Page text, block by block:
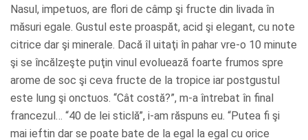
Nasul, impetuos, are flori de câmp şi fructe din livada în
măsuri egale. Gustul este proaspăt, acid şi elegant, cu note
citrice dar şi minerale. Dacă îl uitaţi în pahar vre-o 10 minute
şi se încălzeşte puţin vinul evoluează foarte frumos spre
arome de soc şi ceva fructe de la tropice iar postgustul
este lung şi onctuos. “Cât costă?”, m-a întrebat în final
francezul… “40 de lei sticlă”, i-am răspuns eu. “Putea fi şi
mai ieftin dar se poate bate de la egal la egal cu orice